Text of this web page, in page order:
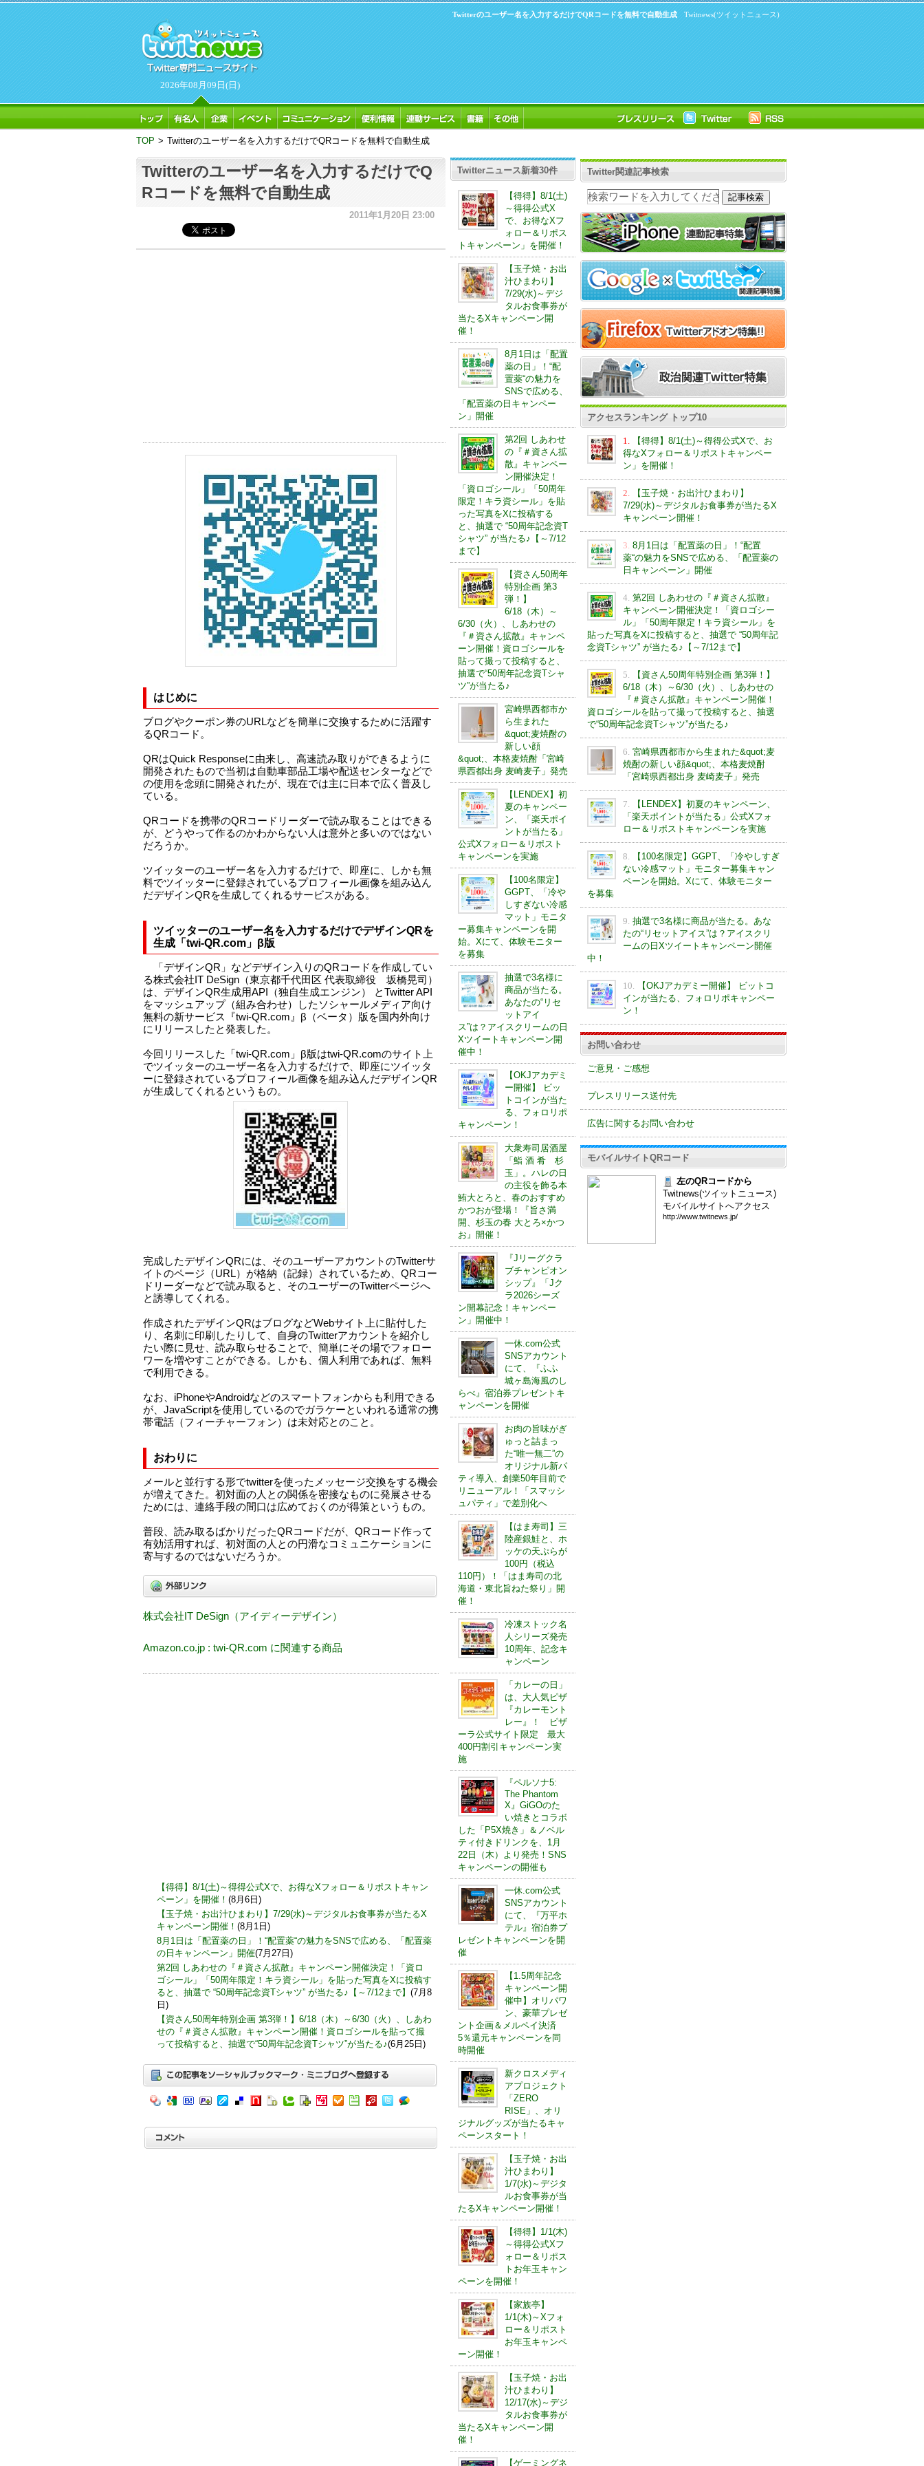
2026年08月09日(日)
Twitnews(ツイットニュース)
Twitterのユーザー名を入力するだけでQRコードを無料で自動生成
TOP > Twitterのユーザー名を入力するだけでQRコードを無料で自動生成
Twitterのユーザー名を入力するだけでQ
Rコードを無料で自動生成
2011年1月20日 23:00
はじめに
ブログやクーポン券のURLなどを簡単に交換するために活躍す
るQRコード。
QRはQuick Responseに由来し、高速読み取りができるように
開発されたもので当初は自動車部品工場や配送センターなどで
の使用を念頭に開発されたが、現在では主に日本で広く普及し
ている。
QRコードを携帯のQRコードリーダーで読み取ることはできる
が、どうやって作るのかわからない人は意外と多いのではない
だろうか。
ツイッターのユーザー名を入力するだけで、即座に、しかも無
料でツイッターに登録されているプロフィール画像を組み込ん
だデザインQRを生成してくれるサービスがある。
ツイッターのユーザー名を入力するだけでデザインQRを
生成「twi-QR.com」β版
「デザインQR」などデザイン入りのQRコードを作成してい
る株式会社IT DeSign（東京都千代田区 代表取締役 坂橋晃司）
は、デザインQR生成用API（独自生成エンジン） とTwitter API
をマッシュアップ（組み合わせ）したソシャールメディア向け
無料の新サービス『twi-QR.com』β（ベータ）版を国内外向け
にリリースしたと発表した。
今回リリースした「twi-QR.com」β版はtwi-QR.comのサイト上
でツイッターのユーザー名を入力するだけで、即座にツイッタ
ーに登録されているプロフィール画像を組み込んだデザインQR
が生成してくれるというもの。
完成したデザインQRには、そのユーザーアカウントのTwitterサ
イトのページ（URL）が格納（記録）されているため、QRコー
ドリーダーなどで読み取ると、そのユーザーのTwitterページへ
と誘導してくれる。
作成されたデザインQRはブログなどWebサイト上に貼付した
り、名刺に印刷したりして、自身のTwitterアカウントを紹介し
たい際に見せ、読み取らせることで、簡単にその場でフォロー
ワーを増やすことができる。しかも、個人利用であれば、無料
で利用できる。
なお、iPhoneやAndroidなどのスマートフォンからも利用できる
が、JavaScriptを使用しているのでガラケーといわれる通常の携
帯電話（フィーチャーフォン）は未対応とのこと。
おわりに
メールと並行する形でtwitterを使ったメッセージ交換をする機会
が増えてきた。初対面の人との関係を密接なものに発展させる
ためには、連絡手段の間口は広めておくのが得策というもの。
普段、読み取るばかりだったQRコードだが、QRコード作って
有効活用すれば、初対面の人との円滑なコミュニケーションに
寄与するのではないだろうか。
株式会社IT DeSign（アイディーデザイン）
Amazon.co.jp : twi-QR.com に関連する商品
【得得】8/1(土)～得得公式Xで、お得なXフォロー＆リポストキャン
ペーン」を開催！ (8月6日)
【玉子焼・お出汁ひまわり】7/29(水)～デジタルお食事券が当たるX
キャンペーン開催！ (8月1日)
8月1日は「配置薬の日」！“配置薬“の魅力をSNSで広める、「配置薬
の日キャンペーン」開催(7月27日)
第2回 しあわせの『＃資さん拡散』キャンペーン開催決定！「資ロ
ゴシール」「50周年限定！キラ資シール」を貼った写真をXに投稿す
ると、抽選で “50周年記念資Tシャツ” が当たる♪【～7/12まで】 (7月8
日)
【資さん50周年特別企画 第3弾！】6/18（木）～6/30（火）、しあわ
せの『＃資さん拡散』キャンペーン開催！資ロゴシールを貼って撮
って投稿すると、抽選で“50周年記念資Tシャツ”が当たる♪(6月25日)
Twitterニュース新着30件
【得得】8/1(土)
～得得公式X
で、お得なXフ
ォロー＆リポス
トキャンペーン」を開催！
【玉子焼・お出
汁ひまわり】
7/29(水)～デジ
タルお食事券が
当たるXキャンペーン開
催！
8月1日は「配置
薬の日」！“配
置薬“の魅力を
SNSで広める、
「配置薬の日キャンペー
ン」開催
第2回 しあわせ
の『＃資さん拡
散』キャンペー
ン開催決定！
「資ロゴシール」「50周年
限定！キラ資シール」を貼
った写真をXに投稿する
と、抽選で “50周年記念資T
シャツ” が当たる♪【～7/12
まで】
【資さん50周年
特別企画 第3
弾！】
6/18（木）～
6/30（火）、しあわせの
『＃資さん拡散』キャンペ
ーン開催！資ロゴシールを
貼って撮って投稿すると、
抽選で“50周年記念資Tシャ
ツ”が当たる♪
宮崎県西都市か
ら生まれた
&quot;麦焼酎の
新しい顔
&quot;、本格麦焼酎「宮崎
県西都出身 麦崎麦子」発売
【LENDEX】初
夏のキャンペー
ン、「楽天ポイ
ントが当たる」
公式Xフォロー＆リポスト
キャンペーンを実施
【100名限定】
GGPT、「冷や
しすぎない冷感
マット」モニタ
ー募集キャンペーンを開
始。Xにて、体験モニター
を募集
抽選で3名様に
商品が当たる。
あなたの“リセ
ットアイ
ス”は？アイスクリームの日
Xツイートキャンペーン開
催中！
【OKJアカデミ
ー開催】 ビッ
トコインが当た
る、フォロリポ
キャンペーン！
大衆寿司居酒屋
「鮨 酒 肴 杉
玉」。ハレの日
の主役を飾る本
鮪大とろと、春のおすすめ
かつおが登場！『旨さ満
開、杉玉の春 大とろ×かつ
お』開催！
『Jリーグクラ
ブチャンピオン
シップ』「Jク
ラ2026シーズ
ン開幕記念！キャンペー
ン」開催中！
一休.com公式
SNSアカウント
にて、『ふふ
城ヶ島海風のし
らべ』宿泊券プレゼントキ
ャンペーンを開催
お肉の旨味がぎ
ゅっと詰まっ
た“唯一無二”の
オリジナル新パ
ティ導入、創業50年目前で
リニューアル！「スマッシ
ュパティ」で差別化へ
【はま寿司】三
陸産銀鮭と、ホ
ッケの天ぷらが
100円（税込
110円）！「はま寿司の北
海道・東北旨ねた祭り」開
催！
冷凍ストック名
人シリーズ発売
10周年、記念キ
ャンペーン
「カレーの日」
は、大人気ピザ
『カレーモント
レー』！ ピザ
ーラ公式サイト限定 最大
400円割引キャンペーン実
施
『ペルソナ5:
The Phantom
X』GiGOのた
い焼きとコラボ
した「P5X焼き」＆ノベル
ティ付きドリンクを、1月
22日（木）より発売！SNS
キャンペーンの開催も
一休.com公式
SNSアカウント
にて、『万平ホ
テル』宿泊券プ
レゼントキャンペーンを開
催
【1.5周年記念
キャンペーン開
催中】オリパワ
ン、豪華プレゼ
ント企画＆メルペイ決済
5％還元キャンペーンを同
時開催
新クロスメディ
アプロジェクト
「ZERO
RISE」、オリ
ジナルグッズが当たるキャ
ペーンスタート！
【玉子焼・お出
汁ひまわり】
1/7(水)～デジタ
ルお食事券が当
たるXキャンペーン開催！
【得得】1/1(木)
～得得公式Xフ
ォロー＆リポス
トお年玉キャン
ペーンを開催！
【家族亭】
1/1(木)～Xフォ
ロー＆リポスト
お年玉キャンペ
ーン開催！
【玉子焼・お出
汁ひまわり】
12/17(水)～デジ
タルお食事券が
当たるXキャンペーン開
催！
【ゲーミングネ
Twitter関連記事検索
アクセスランキング トップ10
1.
【得得】8/1(土)～得得公式Xで、お
得なXフォロー＆リポストキャンペー
ン」を開催！
2.
【玉子焼・お出汁ひまわり】
7/29(水)～デジタルお食事券が当たるX
キャンペーン開催！
3. 8月1日は「配置薬の日」！“配置
薬“の魅力をSNSで広める、「配置薬の
日キャンペーン」開催
4. 第2回 しあわせの『＃資さん拡散』
キャンペーン開催決定！「資ロゴシー
ル」「50周年限定！キラ資シール」を
貼った写真をXに投稿すると、抽選で “50周年記
念資Tシャツ” が当たる♪【～7/12まで】
5.
【資さん50周年特別企画 第3弾！】
6/18（木）～6/30（火）、しあわせの
『＃資さん拡散』キャンペーン開催！
資ロゴシールを貼って撮って投稿すると、抽選
で“50周年記念資Tシャツ”が当たる♪
6. 宮崎県西都市から生まれた&quot;麦
焼酎の新しい顔&quot;、本格麦焼酎
「宮崎県西都出身 麦崎麦子」発売
7.
【LENDEX】初夏のキャンペーン、
「楽天ポイントが当たる」公式Xフォ
ロー＆リポストキャンペーンを実施
8.
【100名限定】GGPT、「冷やしすぎ
ない冷感マット」モニター募集キャン
ペーンを開始。Xにて、体験モニター
を募集
9. 抽選で3名様に商品が当たる。あな
たの“リセットアイス”は？アイスクリ
ームの日Xツイートキャンペーン開催
中！
10.
【OKJアカデミー開催】 ビットコ
インが当たる、フォロリポキャンペー
ン！
お問い合わせ
ご意見・ご感想
プレスリリース送付先
広告に関するお問い合わせ
モバイルサイトQRコード
左のQRコードから
Twitnews(ツイットニュース)
モバイルサイトへアクセス
http://www.twitnews.jp/